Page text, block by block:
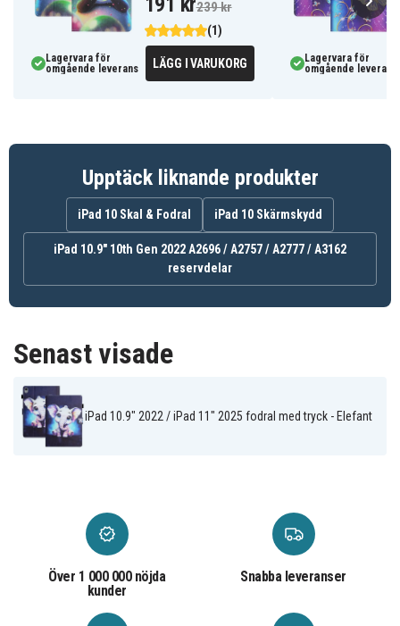
Specifikationer:
Färg: Flerfärgad
Material: PU-läder, Plast
A2757 / A2777 / A3162 ), iPad 11" 11th Gen 2025
(A3355 / A3356)
660202895E
Produkttyp Fodral
Funktioner Stativ
Material Plast, Konstläder
(1)
239 kr
Lagervara för
omgående leverans
LÄGG I VARUKORG
Lagervara för
omgående leverans
Upptäck liknande produkter
iPad 10 Skal & Fodral iPad 10 Skärmskydd
iPad 10.9" 10th Gen 2022 A2696 / A2757 / A2777 / A3162
reservdelar
Senast visade
iPad 10.9" 2022 / iPad 11" 2025 fodral med tryck - Elefant
Över 1 000 000 nöjda
kunder
Snabba leveranser